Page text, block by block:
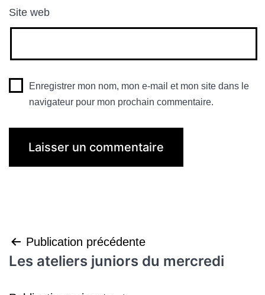
Site web
Enregistrer mon nom, mon e-mail et mon site dans le
navigateur pour mon prochain commentaire.
Navigation
de
Publication précédente
Les ateliers juniors du mercredi